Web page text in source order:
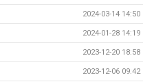
2024-03-14 14:50
2024-01-28 14:19
2023-12-20 18:58
2023-12-06 09:42